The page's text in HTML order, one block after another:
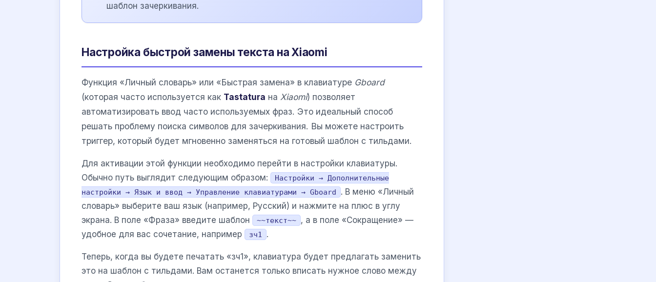
шаблон зачеркивания.
Настройка быстрой замены текста на Xiaomi
Функция «Личный словарь» или «Быстрая замена» в клавиатуре Gboard
(которая часто используется как Tastatura на Xiaomi) позволяет
автоматизировать ввод часто используемых фраз. Это идеальный способ
решать проблему поиска символов для зачеркивания. Вы можете настроить
триггер, который будет мгновенно заменяться на готовый шаблон с тильдами.
Для активации этой функции необходимо перейти в настройки клавиатуры.
Обычно путь выглядит следующим образом:
Настройки → Дополнительные
настройки → Язык и ввод → Управление клавиатурами → Gboard
. В меню «Личный
словарь» выберите ваш язык (например, Русский) и нажмите на плюс в углу
экрана. В поле «Фраза» введите шаблон
~~текст~~ , а в поле «Сокращение» —
удобное для вас сочетание, например
зч1 .
Теперь, когда вы будете печатать «зч1», клавиатура будет предлагать заменить
это на шаблон с тильдами. Вам останется только вписать нужное слово между